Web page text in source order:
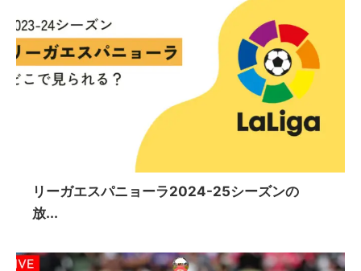
リーガエスパニョーラ2024-25シーズンの
放...